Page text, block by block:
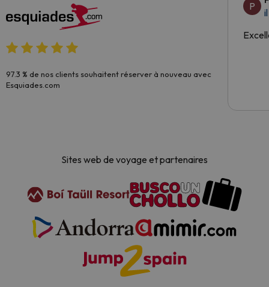
97.3 % de nos clients souhaitent réserver à nouveau avec
Esquiades.com
P
Sites web de voyage et partenaires